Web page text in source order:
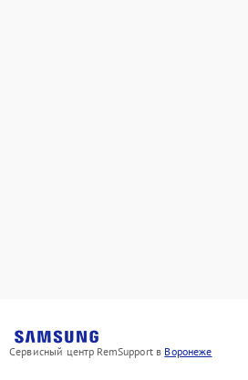
Сервисный центр RemSupport в Воронеже